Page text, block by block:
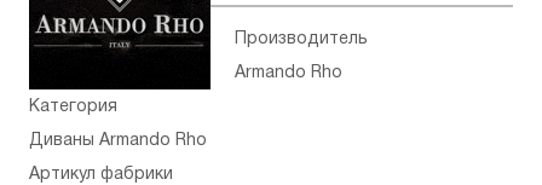
Производитель
Armando Rho
Категория
Диваны Armando Rho
Артикул фабрики